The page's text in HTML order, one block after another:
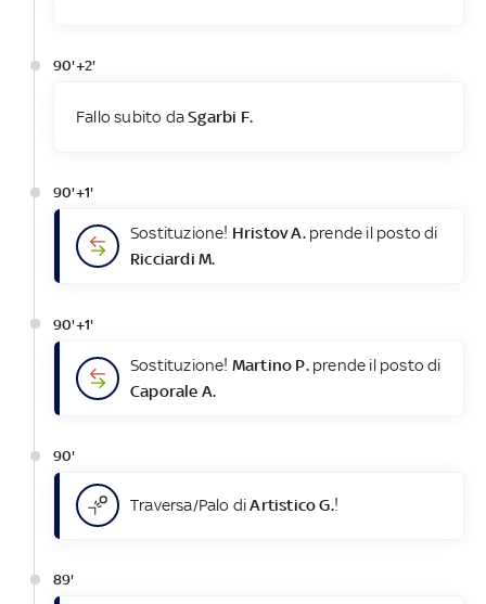
90'+2'
Fallo subito daSgarbi F.
90'+1'
Sostituzione! Hristov A.prende il posto di
Ricciardi M.
90'+1'
Sostituzione! Martino P.prende il posto di
Caporale A.
90'
Traversa/Palo diArtistico G.!
89'